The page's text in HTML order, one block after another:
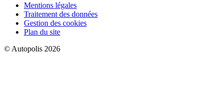
Mentions légales
Traitement des données
Gestion des cookies
Plan du site
© Autopolis 2026